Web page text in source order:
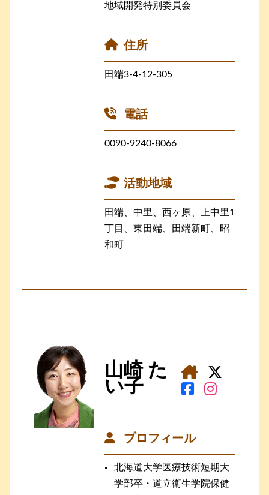
地域開発特別委員会
住所
田端3-4-12-305
電話
0090-9240-8066
活動地域
田端、中里、西ヶ原、上中里1
丁目、東田端、田端新町、昭
和町
山崎 た
い子
プロフィール
北海道大学医療技術短期大
学部卒・道立衛生学院保健